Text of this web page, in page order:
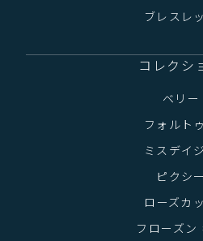
ブレスレ
コレクシ
ベリー
フォルト
ミスデイ
ピクシー
ローズカ
フローズン